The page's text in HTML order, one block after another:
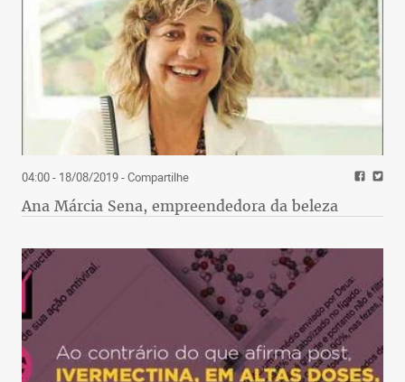
04:00 - 18/08/2019- Compartilhe
Ana Márcia Sena, empreendedora da beleza